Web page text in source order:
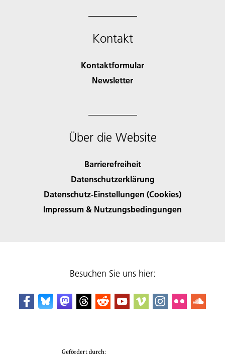
Kontakt
Kontaktformular
Newsletter
Über die Website
Barrierefreiheit
Datenschutzerklärung
Datenschutz-Einstellungen (Cookies)
Impressum & Nutzungsbedingungen
Besuchen Sie uns hier: